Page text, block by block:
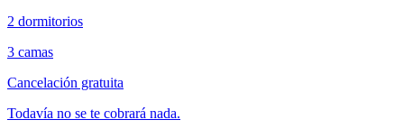
2 dormitorios
3 camas
Cancelación gratuita
Todavía no se te cobrará nada.